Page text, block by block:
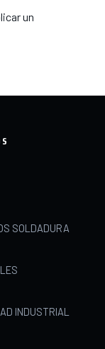
un
SOLDADURA
INDUSTRIAL